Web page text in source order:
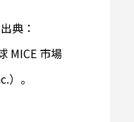
典：
MICE 市場
。